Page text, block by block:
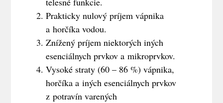
Prakticky nulový príjem vápnika
a horčíka vodou.
Znížený príjem niektorých iných
esenciálnych prvkov a mikroprvkov.
Vysoké straty (60 – 86 %) vápnika,
horčíka a iných esenciálnych prvkov
z potravín varených